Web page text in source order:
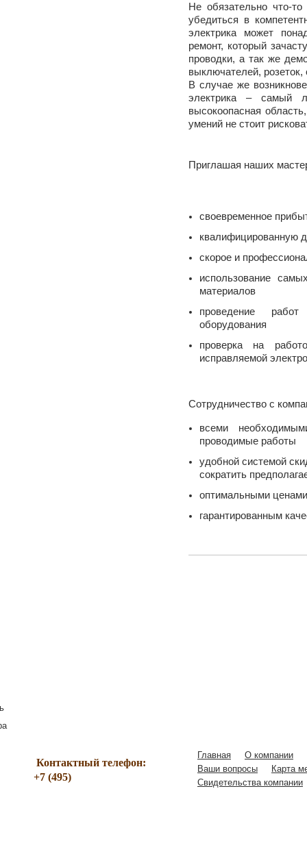
Не обязательно что-
убедиться в
электрика может
ремонт, который
проводки, а так же
выключателей, розеток,
В случае же
электрика – самый
высокоопасная
умений не стоит
Приглашая наших
своевременное
квалифицированную
скорое и
использование
материалов
проведение
оборудования
проверка на
исправляемой
Сотрудничество с
всеми
проводимые работы
удобной системой
сократить
оптимальными ценами
гарантированным
Контактный телефон:
+7 (495)
Главная
О компании
Ваши вопросы
Карта
Свидетельства компании